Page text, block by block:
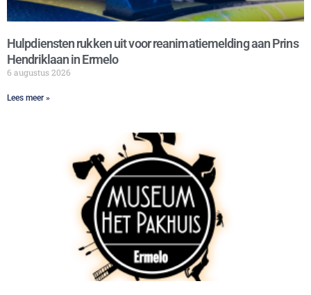
Hulpdiensten rukken uit voor reanimatiemelding aan Prins
Hendriklaan in Ermelo
6 augustus 2026
Lees meer »